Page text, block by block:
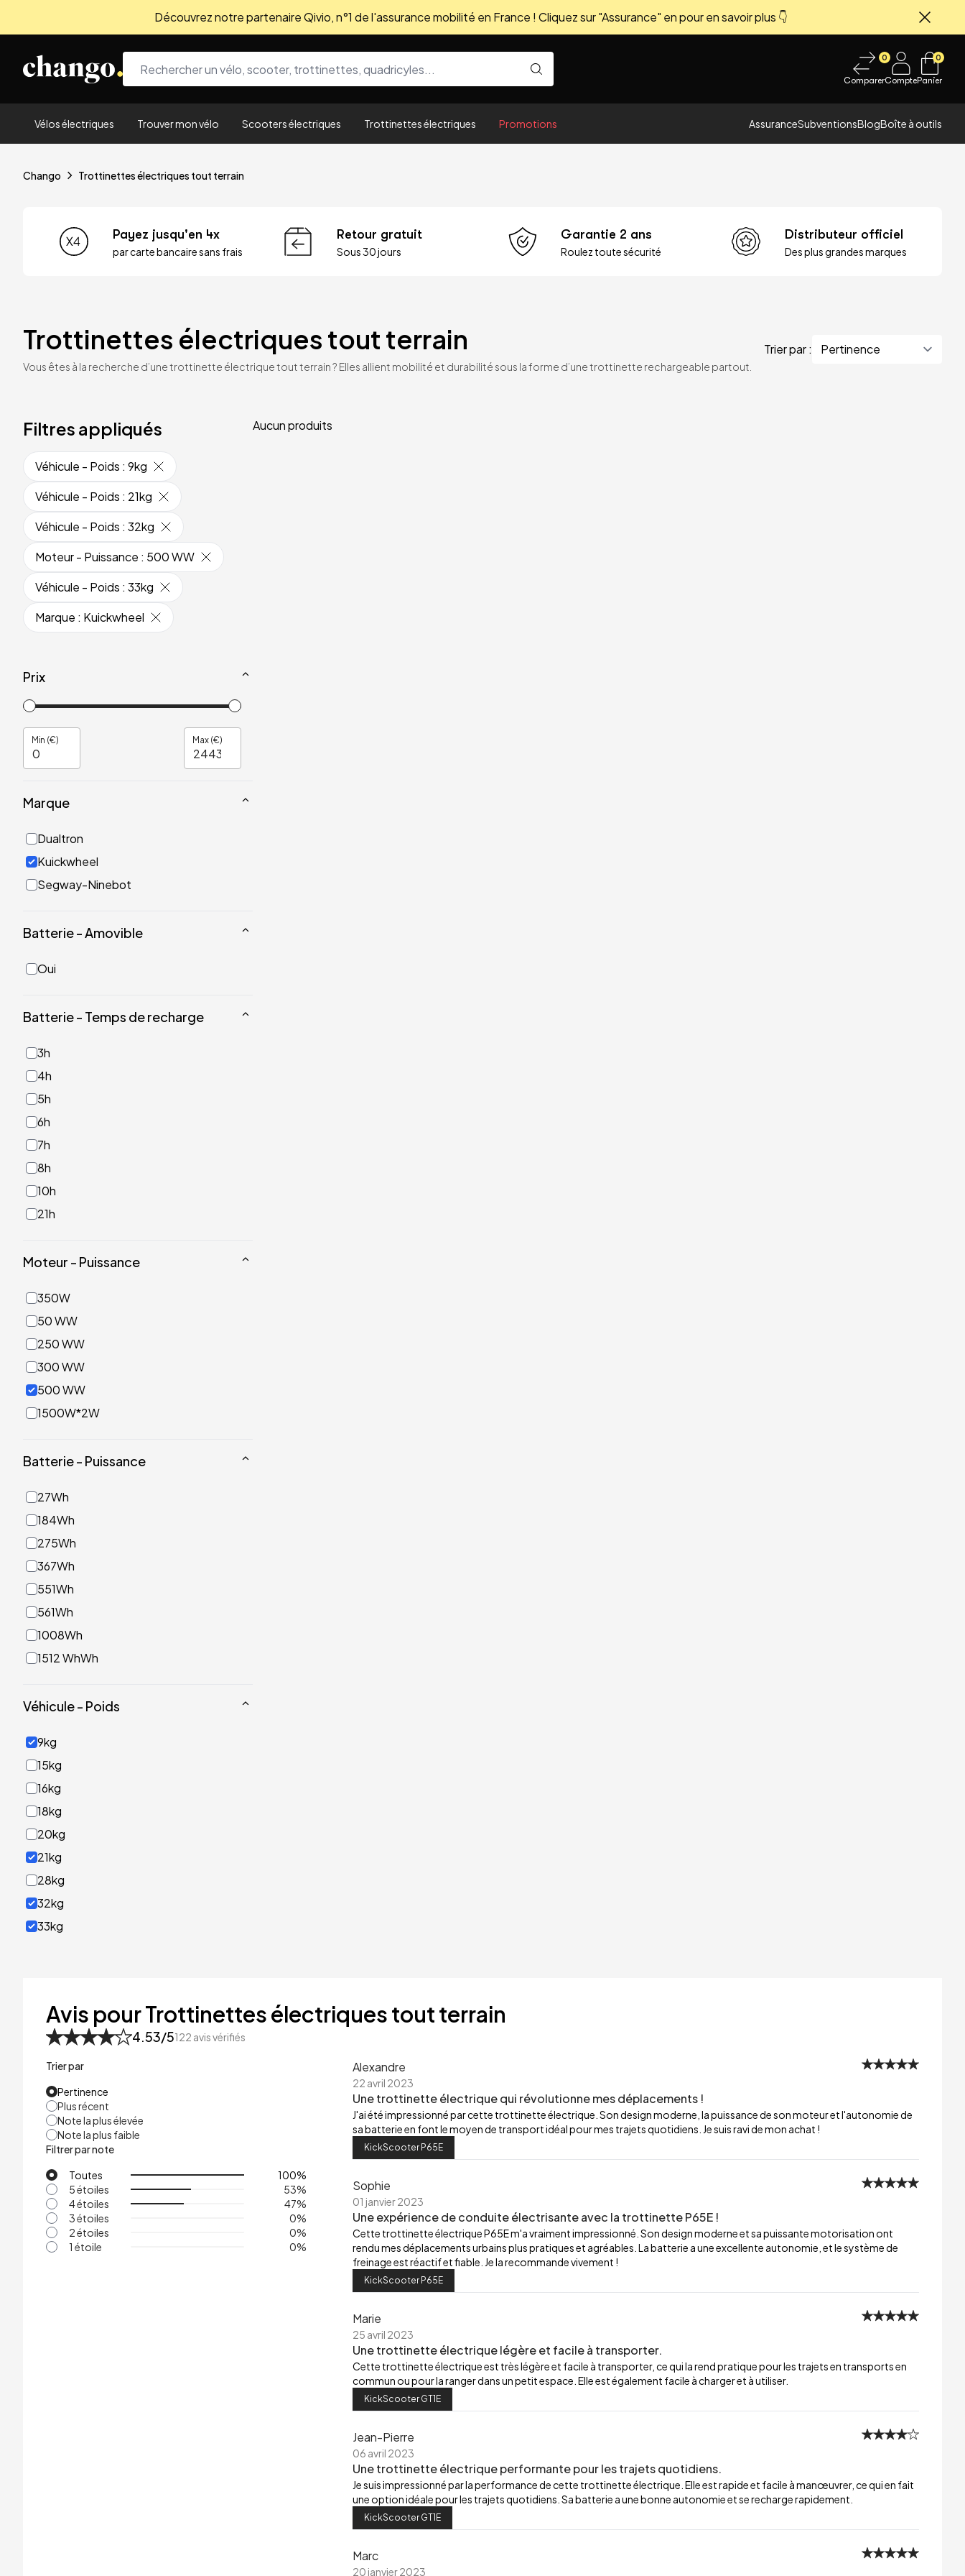
Découvrez notre partenaire Qivio, n°1 de l'assurance mobilité en France ! Cliquez sur "Assurance" en pour en savoir plus 👇
0
ComparerCompte
0
Panier
Vélos électriques Trouver mon vélo Scooters électriques Trottinettes électriques Promotions AssuranceSubventionsBlogBoîte à outils
Chango Trottinettes électriques tout terrain
Payez jusqu'en 4x
par carte bancaire sans frais
Retour gratuit
Sous 30 jours
Garantie 2 ans
Roulez toute sécurité
Distributeur officiel
Des plus grandes marques
Trottinettes électriques tout terrain
Vous êtes à la recherche d’une trottinette électrique tout terrain ? Elles allient mobilité et durabilité sous la forme d’une trottinette rechargeable partout.
Trier par :
Filtres appliqués
Véhicule - Poids : 9kg
Véhicule - Poids : 21kg
Véhicule - Poids : 32kg
Moteur - Puissance : 500 WW
Véhicule - Poids : 33kg
Marque : Kuickwheel
Prix
Min (€) Max (€)
Marque
Dualtron
Kuickwheel
Segway-Ninebot
Batterie - Amovible
Oui
Batterie - Temps de recharge
3h
4h
5h
6h
7h
8h
10h
21h
Moteur - Puissance
350W
50 WW
250 WW
300 WW
500 WW
1500W*2W
Batterie - Puissance
27Wh
184Wh
275Wh
367Wh
551Wh
561Wh
1008Wh
1512 WhWh
Véhicule - Poids
9kg
15kg
16kg
18kg
20kg
21kg
28kg
32kg
33kg
53kg
Aucun produits
Avis pour Trottinettes électriques tout terrain
4.53/5122 avis vérifiés
Trier par
Pertinence
Plus récent
Note la plus élevée
Note la plus faible
Filtrer par note
Toutes
100%
5 étoiles
53%
4 étoiles
47%
3 étoiles
0%
2 étoiles
0%
1 étoile
0%
Alexandre
22 avril 2023
Une trottinette électrique qui révolutionne mes déplacements !
J'ai été impressionné par cette trottinette électrique. Son design moderne, la puissance de son moteur et l'autonomie de
sa batterie en font le moyen de transport idéal pour mes trajets quotidiens. Je suis ravi de mon achat !
KickScooter P65E
Sophie
01 janvier 2023
Une expérience de conduite électrisante avec la trottinette P65E !
Cette trottinette électrique P65E m'a vraiment impressionné. Son design moderne et sa puissante motorisation ont
rendu mes déplacements urbains plus pratiques et agréables. La batterie a une excellente autonomie, et le système de
freinage est réactif et fiable. Je la recommande vivement !
KickScooter P65E
Marie
25 avril 2023
Une trottinette électrique légère et facile à transporter.
Cette trottinette électrique est très légère et facile à transporter, ce qui la rend pratique pour les trajets en transports en
commun ou pour la ranger dans un petit espace. Elle est également facile à charger et à utiliser.
KickScooter GT1E
Jean-Pierre
06 avril 2023
Une trottinette électrique performante pour les trajets quotidiens.
Je suis impressionné par la performance de cette trottinette électrique. Elle est rapide et facile à manœuvrer, ce qui en fait
une option idéale pour les trajets quotidiens. Sa batterie a une bonne autonomie et se recharge rapidement.
KickScooter GT1E
Marc
20 janvier 2023